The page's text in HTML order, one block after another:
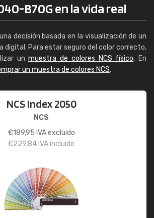
B70G en la vida real
decisión basada en la visualización de un
digital. Para estar seguro del color correcto,
unmuestra de colores NCS físico. En
un muestra de colores NCS.
NCS Index 2050
NCS
€189,95 IVA excluido
€229,84 IVA incluido